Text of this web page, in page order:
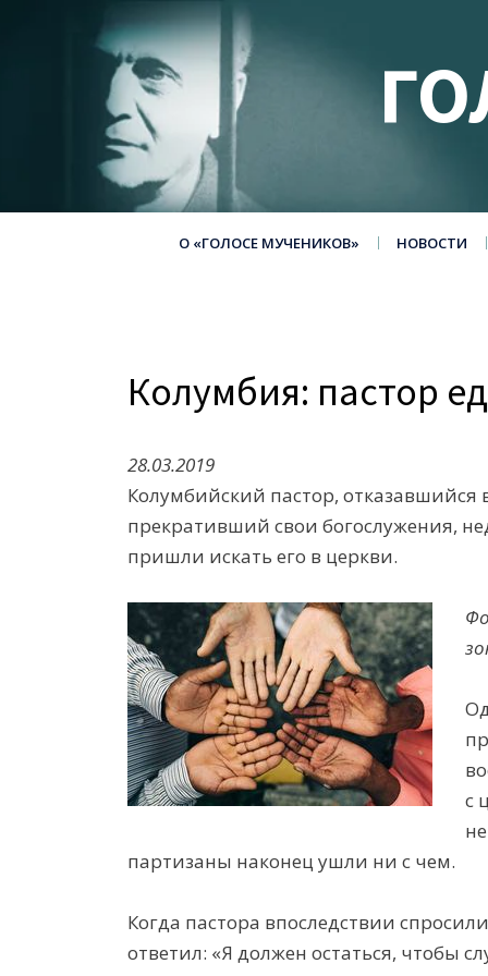
О «ГОЛОСЕ МУЧЕНИКОВ» НОВОСТИ
Колумбия: пастор
28.03.2019
Колумбийский пастор,
прекративший свои богослужения,
пришли искать его в церкви.
с
не
партизаны наконец ушли ни с чем.
Когда пастора впоследствии
ответил: «Я должен остаться, чтобы